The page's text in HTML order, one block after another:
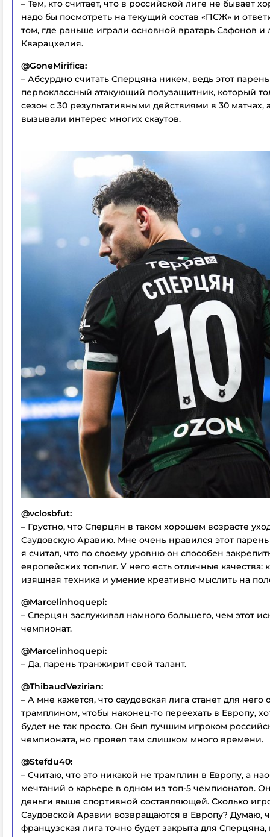
– Тем, кто считает, что в российской лиге не бывает
надо бы посмотреть на текущий состав «ПСЖ» и
том, где раньше играли основной вратарь Сафонов и
Кварацхелия.
@GoneMirifica:
– Абсурдно считать Сперцяна никем, ведь этот парень
первоклассный атакующий полузащитник, который
сезон с 30 результативными действиями в 30 матчах,
вызывали интерес многих скаутов.
@vclosbfut:
– Грустно, что Сперцян в таком хорошем возрасте
Саудовскую Аравию. Мне очень нравился этот
я считал, что по своему уровню он способен
европейских топ-лиг. У него есть отличные качества:
изящная техника и умение креативно мыслить на
@Marcelinhoquepi:
– Сперцян заслуживал намного большего, чем этот
чемпионат.
@Marcelinhoquepi:
– Да, парень транжирит свой талант.
@ThibaudVezirian:
– А мне кажется, что саудовская лига станет для
трамплином, чтобы наконец-то переехать в Европу,
будет не так просто. Он был лучшим игроком
чемпионата, но провел там слишком много времени.
@Stefdu40:
– Считаю, что это никакой не трамплин в Европу, а
мечтаний о карьере в одном из топ-5 чемпионатов.
деньги выше спортивной составляющей. Сколько
Саудовской Аравии возвращаются в Европу? Думаю,
французская лига точно будет закрыта для Сперцяна,